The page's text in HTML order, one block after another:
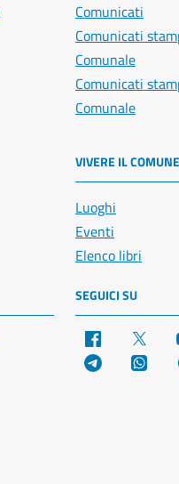
Comunicati
Comunicati
Comunale
Comunicati
Comunale
VIVERE IL COMUNE
Luoghi
Eventi
Elenco libri
SEGUICI SU
Facebook
Telegram